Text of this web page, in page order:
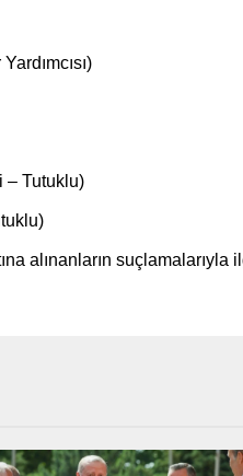
– Tutuklu)
alınanların